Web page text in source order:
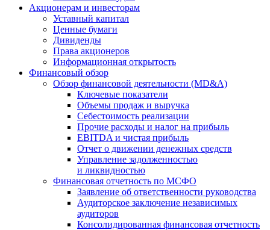
Акционерам и инвесторам
Уставный капитал
Ценные бумаги
Дивиденды
Права акционеров
Информационная открытость
Финансовый обзор
Обзор финансовой деятельности (MD&A)
Ключевые показатели
Объемы продаж и выручка
Себестоимость реализации
Прочие расходы и налог на прибыль
EBITDA и чистая прибыль
Отчет о движении денежных средств
Управление задолженностью
и ликвидностью
Финансовая отчетность по МСФО
Заявление об ответственности руководства
Аудиторское заключение независимых
аудиторов
Консолидированная финансовая отчетность